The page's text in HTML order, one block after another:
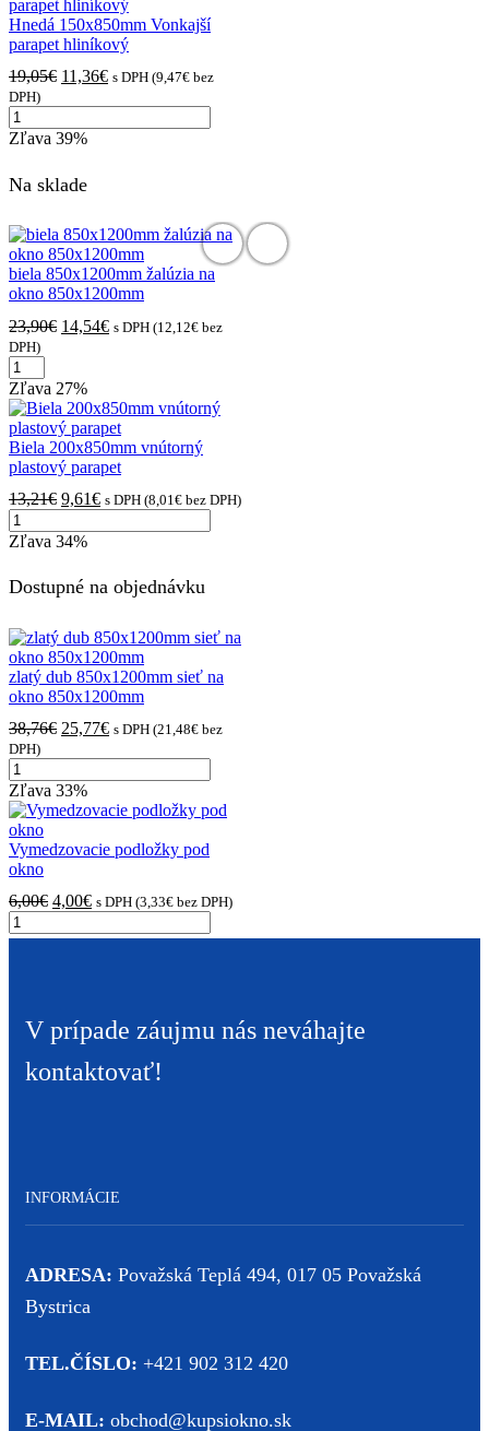
Hnedá 150x850mm Vonkajší
parapet hliníkový
19,05€ 11,36€ s DPH (9,47€ bez
DPH)
Zľava 39%
Na sklade
biela 850x1200mm žalúzia na
okno 850x1200mm
23,90€ 14,54€ s DPH (12,12€ bez
DPH)
Zľava 27%
Biela 200x850mm vnútorný
plastový parapet
13,21€ 9,61€ s DPH (8,01 € bez DPH)
Zľava 34%
Dostupné na objednávku
zlatý dub 850x1200mm sieť na
okno 850x1200mm
38,76€ 25,77€ s DPH (21,48€ bez
DPH)
Zľava 33%
Vymedzovacie podložky pod
okno
6,00€ 4,00€ s DPH (3,33€ bez DPH)
V prípade záujmu nás neváhajte
kontaktovať!
INFORMÁCIE
ADRESA: Považská Teplá 494, 017 05 Považská
Bystrica
TEL.ČÍSLO: +421 902 312 420
E-MAIL: obchod@kupsiokno.sk